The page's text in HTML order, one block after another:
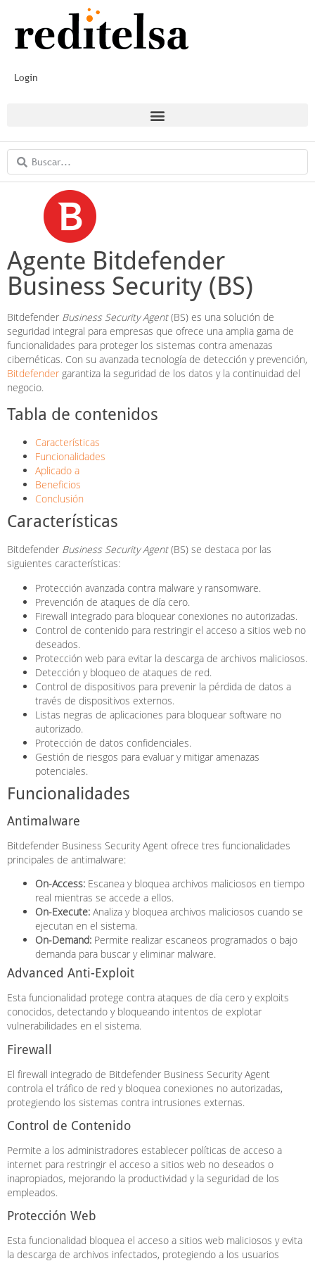
Login
Agente Bitdefender
Business Security (BS)
Bitdefender Business Security Agent(BS) es una solución de
seguridad integral para empresas que ofrece una amplia gama de
funcionalidades para proteger los sistemas contra amenazas
cibernéticas. Con su avanzada tecnología de detección y prevención,
Bitdefender garantiza la seguridad de los datos y la continuidad del
negocio.
Tabla de contenidos
Características
Funcionalidades
Aplicado a
Beneficios
Conclusión
Características
Bitdefender Business Security Agent(BS) se destaca por las
siguientes características:
Protección avanzada contra malware y ransomware.
Prevención de ataques de día cero.
Firewall integrado para bloquear conexiones no autorizadas.
Control de contenido para restringir el acceso a sitios web no
deseados.
Protección web para evitar la descarga de archivos maliciosos.
Detección y bloqueo de ataques de red.
Control de dispositivos para prevenir la pérdida de datos a
través de dispositivos externos.
Listas negras de aplicaciones para bloquear software no
autorizado.
Protección de datos confidenciales.
Gestión de riesgos para evaluar y mitigar amenazas
potenciales.
Funcionalidades
Antimalware
Bitdefender Business Security Agent ofrece tres funcionalidades
principales de antimalware:
On-Access: Escanea y bloquea archivos maliciosos en tiempo
real mientras se accede a ellos.
On-Execute: Analiza y bloquea archivos maliciosos cuando se
ejecutan en el sistema.
On-Demand: Permite realizar escaneos programados o bajo
demanda para buscar y eliminar malware.
Advanced Anti-Exploit
Esta funcionalidad protege contra ataques de día cero y exploits
conocidos, detectando y bloqueando intentos de explotar
vulnerabilidades en el sistema.
Firewall
El firewall integrado de Bitdefender Business Security Agent
controla el tráfico de red y bloquea conexiones no autorizadas,
protegiendo los sistemas contra intrusiones externas.
Control de Contenido
Permite a los administradores establecer políticas de acceso a
internet para restringir el acceso a sitios web no deseados o
inapropiados, mejorando la productividad y la seguridad de los
empleados.
Protección Web
Esta funcionalidad bloquea el acceso a sitios web maliciosos y evita
la descarga de archivos infectados, protegiendo a los usuarios